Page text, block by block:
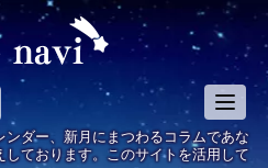
T
o
g
ダー、新月にまつわるコラムであな
ております。このサイトを活用して